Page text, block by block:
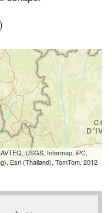
USGS, Intermap, iPC,
Esri (Thailand), TomTom, 2012